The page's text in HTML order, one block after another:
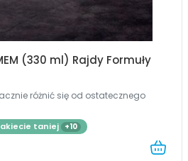
(330 ml) Rajdy Formuły
różnić się od ostatecznego
taniej +10